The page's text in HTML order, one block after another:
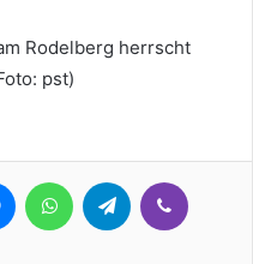
Rodelberg herrscht
pst)
MessengerWhatsAppTelegram